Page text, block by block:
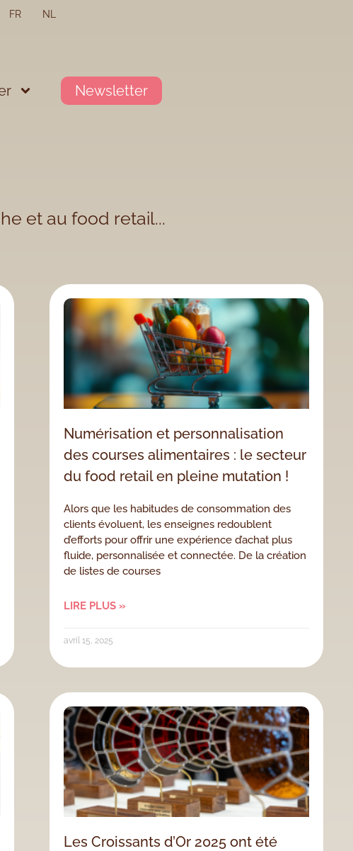
FR NL
Newsletter
et au food retail...
Numérisation et personnalisation
des courses alimentaires : le secteur
du food retail en pleine mutation !
Alors que les habitudes de consommation des
clients évoluent, les enseignes redoublent
d’efforts pour offrir une expérience d’achat plus
fluide, personnalisée et connectée. De la création
de listes de courses
LIRE PLUS »
avril 15, 2025
Les Croissants d’Or 2025 ont été